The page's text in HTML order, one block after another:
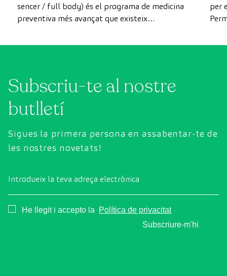
sencer / full body) és el programa de medicina
preventiva més avançat que existeix
convencionals, aquesta revisió utilitza la
l'estat dels òrgans vitals, el sistema vascular i el
cervell abans que apareguin els primers
símptomes.
per
Subscriu-te al nostre
butlletí
Sigues la primera persona en assabentar-te de
les nostres novetats!
Introdueix la teva adreça electrònica
Consentimiento
He llegit i accepto la
Política de privacitat
Subscriure-m'hi